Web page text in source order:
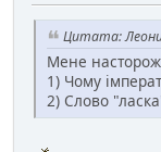
Цитата:
Мене
1) Чому
2) Слово